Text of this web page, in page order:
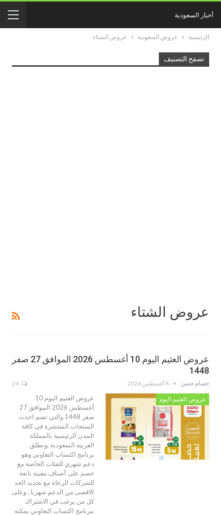
أخبار السعودية
الرئيسية عروض السعودية عروض الشتاء
تصفح التصنيف
عروض الشتاء
عروض العثيم اليوم 10 أغسطس 2026 الموافق 27 صفر
1448
حسام حسن 8 أغسطس 2026
عروض العثيم اليوم
عروض العثيم اليوم 10
أغسطس 2026 الموافق 27
صفر 1448 والتي تضم احدث
المنتجات المنتشرة في كافة
المدن الرئيسية بالمملكة
العربية السعودية ,وتطلق
برنامج اكتساب التعاوني وهو
دعم شهري للفئات الخاصة مع
خصم على أصناف معينة تابعة
للشركات الرعاة مع تحديد الحد
الاقصى من الدعم شهريا , وعلى
كل من يرغب في الاشتراك
ببرنامج اكتساب التعاوني يمكنه